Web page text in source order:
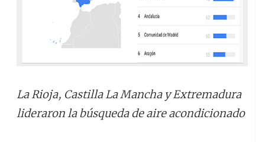
La Rioja, Castilla La Mancha y Extremadura
lideraron la búsqueda de aire acondicionado